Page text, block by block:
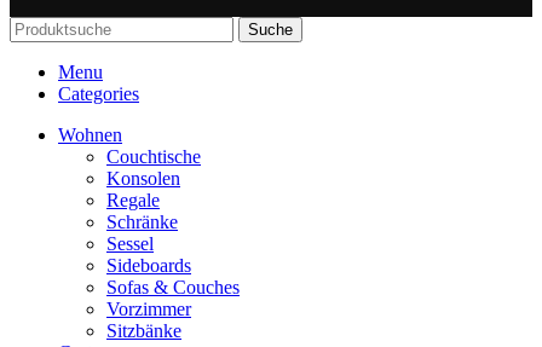
Suche
Menu
Categories
Wohnen
Couchtische
Konsolen
Regale
Schränke
Sessel
Sideboards
Sofas & Couches
Vorzimmer
Sitzbänke